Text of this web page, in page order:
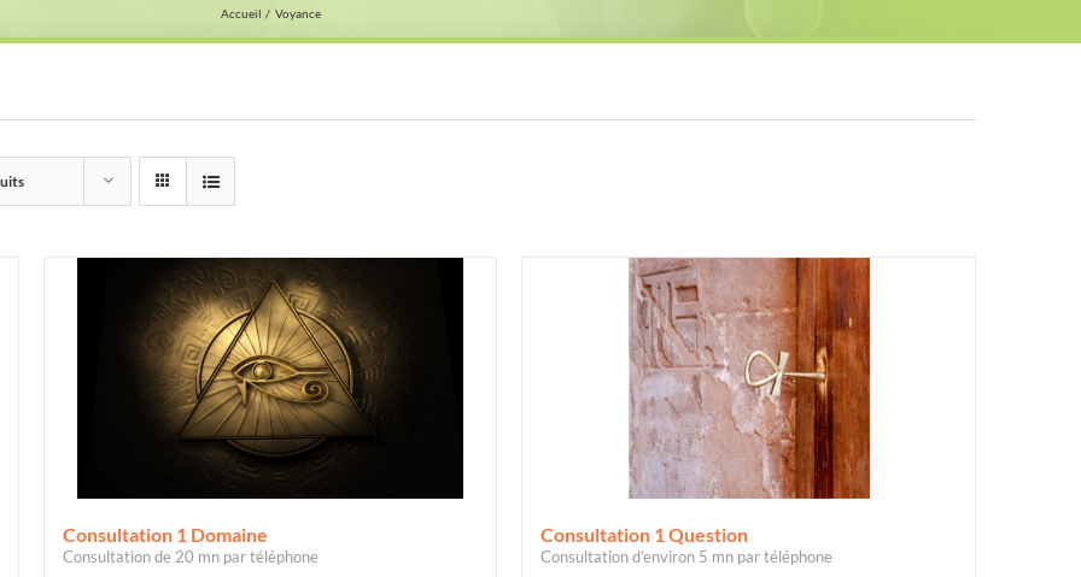
Accueil Voyance
Consultation 1 Domaine
Consultation de 20 mn par téléphone
Consultation 1 Question
Consultation d’environ 5 mn par téléphone